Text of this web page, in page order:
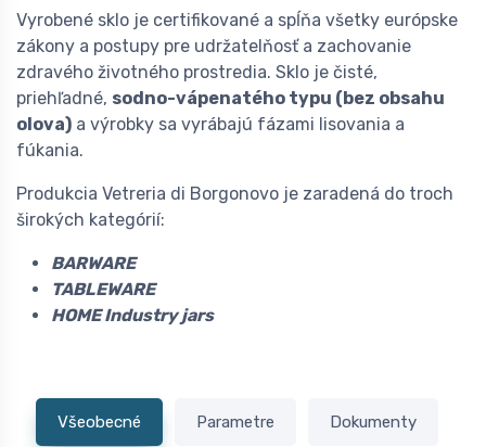
Vyrobené sklo je certifikované a spĺňa všetky európske
zákony a postupy pre udržatelňosť a zachovanie
zdravého životného prostredia. Sklo je čisté,
priehľadné, sodno-vápenatého typu (bez obsahu
olova) a výrobky sa vyrábajú fázami lisovania a
fúkania.
Produkcia Vetreria di Borgonovo je zaradená do troch
širokých kategórií:
BARWARE
TABLEWARE
HOME Industry jars
Všeobecné Parametre Dokumenty